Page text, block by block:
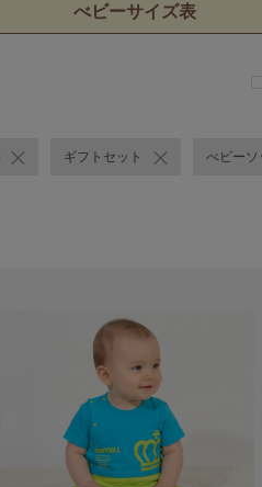
べビーサイズ表
ギフトセット べビーソ